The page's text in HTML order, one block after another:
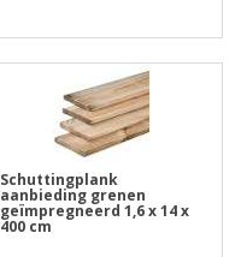
Schuttingplank
aanbieding grenen
geïmpregneerd 1,6 x 14 x
400 cm